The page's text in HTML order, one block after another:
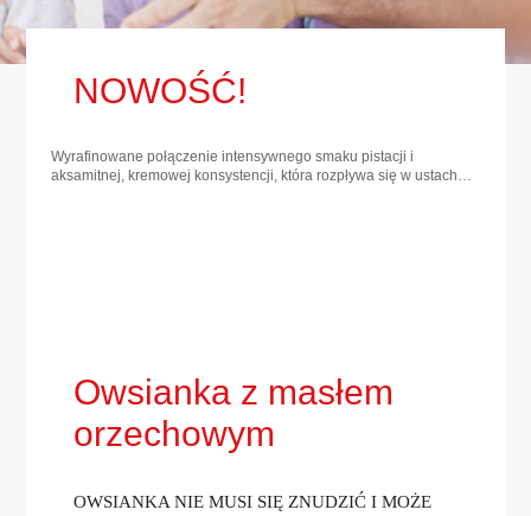
NOWOŚĆ!
Wyrafinowane połączenie intensywnego smaku pistacji i
aksamitnej, kremowej konsystencji, która rozpływa się w ustach…
Owsianka z masłem
orzechowym
OWSIANKA NIE MUSI SIĘ ZNUDZIĆ I MOŻE